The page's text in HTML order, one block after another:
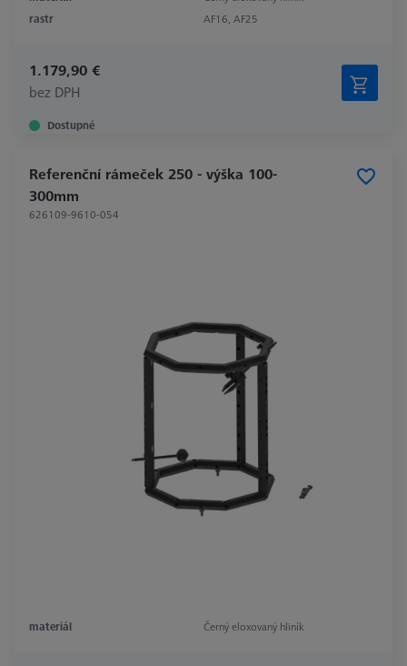
rastr
AF16, AF25
1.179,90 €
bez DPH
Dostupné
Referenční rámeček 250 - výška 100-
300mm
626109-9610-054
materiál Černý eloxovaný hliník